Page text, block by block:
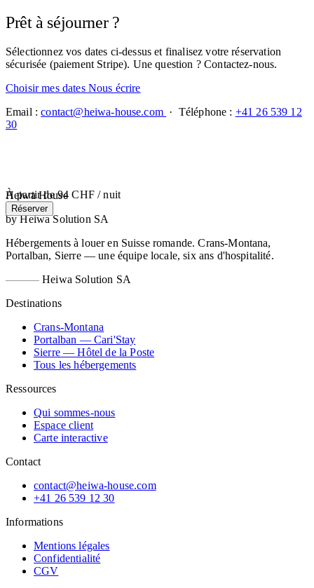
Prêt à séjourner ?
Sélectionnez vos dates ci-dessus et finalisez votre réservation
sécurisée (paiement Stripe). Une question ? Contactez-nous.
Choisir mes dates Nous écrire
Email :contact@heiwa-house.com · Téléphone : +41 26 539 12
30
À partir de 94 CHF / nuit
Réserver
Heiwa House
by Heiwa Solution SA
Hébergements à louer en Suisse romande. Crans-Montana,
Portalban, Sierre — une équipe locale, six ans d'hospitalité.
Heiwa Solution SA
Destinations
Crans-Montana
Portalban — Cari'Stay
Sierre — Hôtel de la Poste
Tous les hébergements
Ressources
Qui sommes-nous
Espace client
Carte interactive
Contact
contact@heiwa-house.com
+41 26 539 12 30
Informations
Mentions légales
Confidentialité
CGV